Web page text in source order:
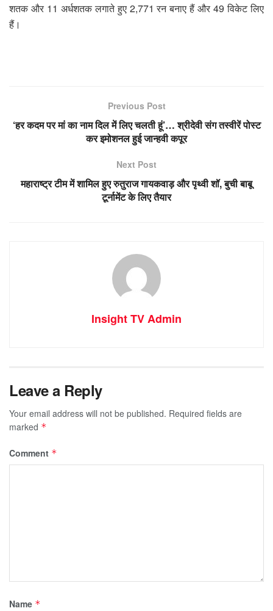
शतक और 11 अर्धशतक लगाते हुए 2,771 रन बनाए हैं और 49 विकेट लिए
हैं।
Previous Post
‘हर कदम पर मां का नाम दिल में लिए चलती हूं’… श्रीदेवी संग तस्वीरें पोस्ट
कर इमोशनल हुई जान्हवी कपूर
Next Post
महाराष्ट्र टीम में शामिल हुए रुतुराज गायकवाड़ और पृथ्वी शॉ, बुची बाबू
टूर्नामेंट के लिए तैयार
Insight TV Admin
Leave a Reply
Your email address will not be published. Required fields are
marked *
Comment *
Name *